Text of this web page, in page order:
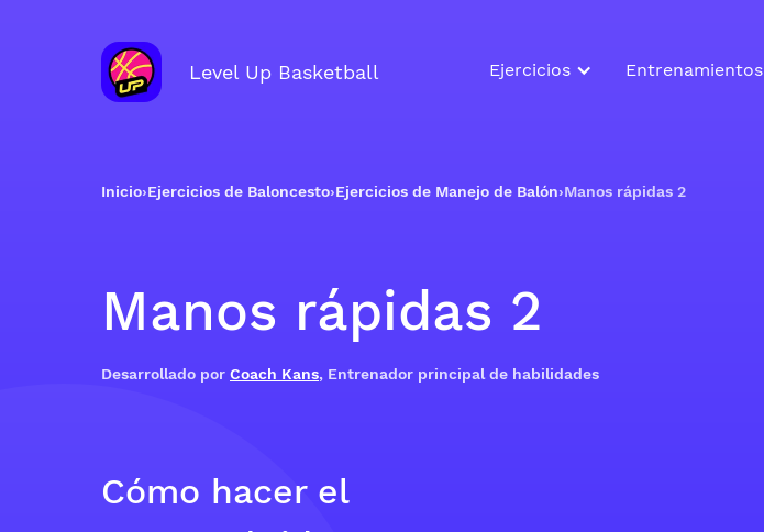
Level Up Basketball Ejercicios Entrenamientos
Inicio›Ejercicios de Baloncesto›Ejercicios de Manejo de Balón›Manos rápidas 2
Manos rápidas 2
Desarrollado por Coach Kans, Entrenador principal de habilidades
Cómo hacer el